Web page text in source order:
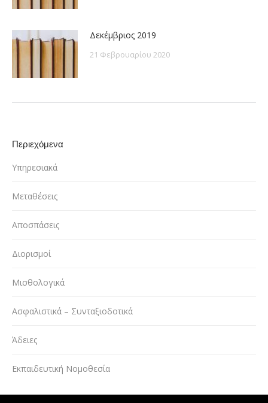
Δεκέμβριος 2019
21 Φεβρουαρίου 2020
Περιεχόμενα
Υπηρεσιακά
Μεταθέσεις
Αποσπάσεις
Διορισμοί
Μισθολογικά
Ασφαλιστικά – Συνταξιοδοτικά
Άδειες
Εκπαιδευτική Νομοθεσία